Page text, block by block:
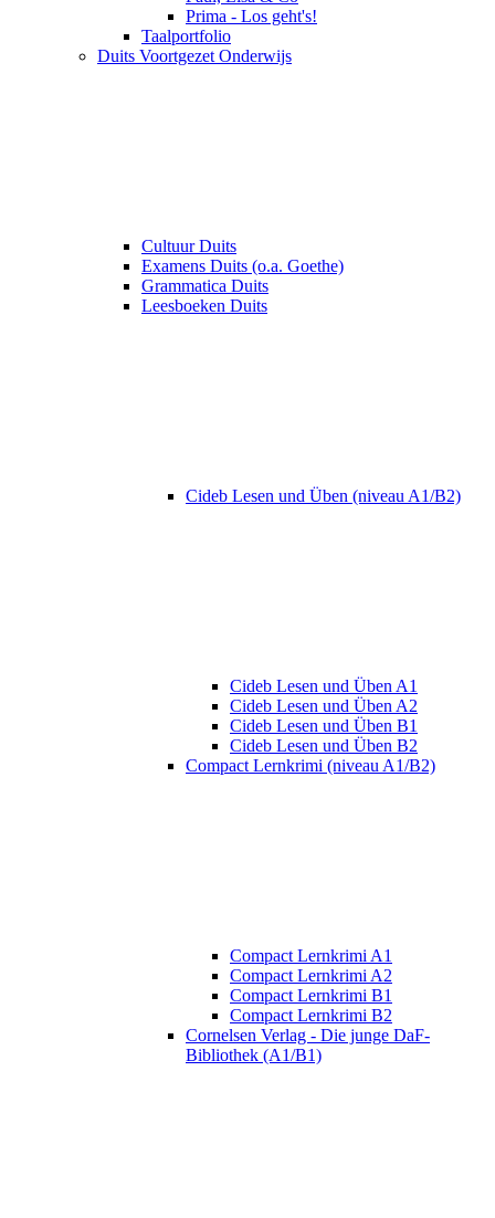
Prima - Los geht's!
Taalportfolio
Duits Voortgezet Onderwijs
Cultuur Duits
Examens Duits (o.a. Goethe)
Grammatica Duits
Leesboeken Duits
Cideb Lesen und Üben (niveau A1/B2)
Cideb Lesen und Üben A1
Cideb Lesen und Üben A2
Cideb Lesen und Üben B1
Cideb Lesen und Üben B2
Compact Lernkrimi (niveau A1/B2)
Compact Lernkrimi A1
Compact Lernkrimi A2
Compact Lernkrimi B1
Compact Lernkrimi B2
Cornelsen Verlag - Die junge DaF-
Bibliothek (A1/B1)